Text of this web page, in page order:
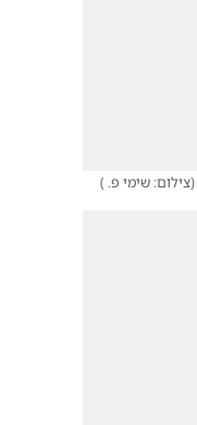
(צילום: שימי פ. )